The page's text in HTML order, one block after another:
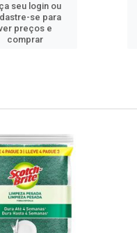
seu login ou
se para
preços e
comprar